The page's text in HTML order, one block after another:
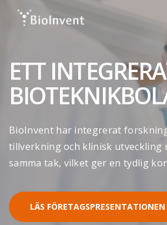
Skip
ETT
BioInvent har integrerat
tillverkning och klinisk utveckling
samma tak, vilket ger en tydlig
LÄS